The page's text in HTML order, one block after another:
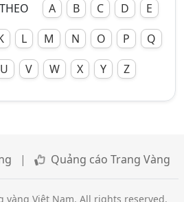
A B C D
E
L M N O P
Q
U V W X Y Z
| Quảng cáo Trang Vàng
vàng Việt Nam. All rights reserved.